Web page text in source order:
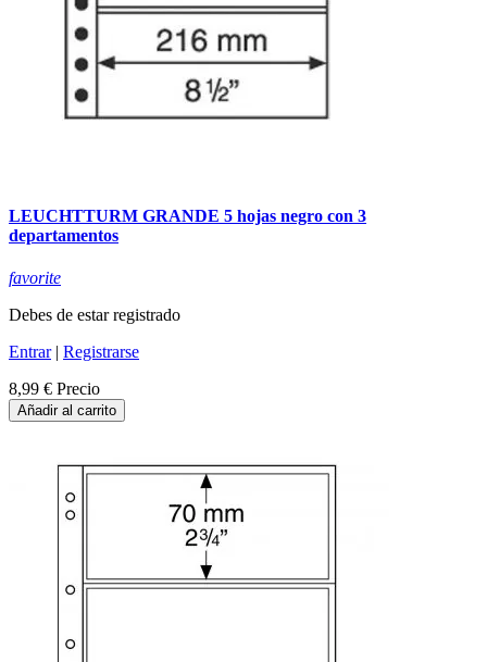
LEUCHTTURM GRANDE 5 hojas negro con 3
departamentos
favorite
Debes de estar registrado
Entrar| Registrarse
8,99 € Precio
Añadir al carrito